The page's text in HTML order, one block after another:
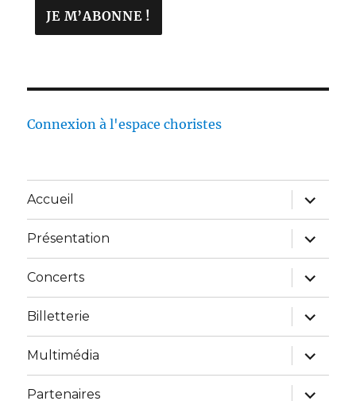
Connexion à l'espace choristes
Accueil
Présentation
Concerts
Billetterie
Multimédia
Partenaires